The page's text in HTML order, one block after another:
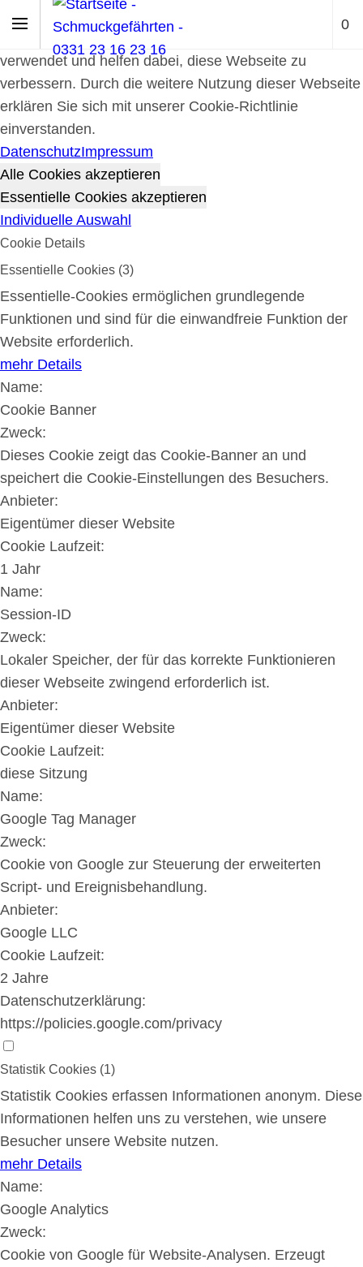
Cookie-Richtlinie
Cookies werden zur Benutzerführung und Webanalyse
verwendet und helfen dabei, diese Webseite zu
verbessern. Durch die weitere Nutzung dieser Webseite
erklären Sie sich mit unserer Cookie-Richtlinie
einverstanden.
DatenschutzImpressum
Alle Cookies akzeptieren
Essentielle Cookies akzeptieren
Individuelle Auswahl
Cookie Details
Essentielle Cookies (3)
Essentielle-Cookies ermöglichen grundlegende
Funktionen und sind für die einwandfreie Funktion der
Website erforderlich.
mehr Details
Name:
Cookie Banner
Zweck:
Dieses Cookie zeigt das Cookie-Banner an und
speichert die Cookie-Einstellungen des Besuchers.
Anbieter:
Eigentümer dieser Website
Cookie Laufzeit:
1 Jahr
Name:
Session-ID
Zweck:
Lokaler Speicher, der für das korrekte Funktionieren
dieser Webseite zwingend erforderlich ist.
Anbieter:
Eigentümer dieser Website
Cookie Laufzeit:
diese Sitzung
Name:
Google Tag Manager
Zweck:
Cookie von Google zur Steuerung der erweiterten
Script- und Ereignisbehandlung.
Anbieter:
Google LLC
Cookie Laufzeit:
2 Jahre
Datenschutzerklärung:
https://policies.google.com/privacy
Statistik Cookies (1)
Statistik Cookies erfassen Informationen anonym. Diese
Informationen helfen uns zu verstehen, wie unsere
Besucher unsere Website nutzen.
mehr Details
Name:
Google Analytics
Zweck:
Cookie von Google für Website-Analysen. Erzeugt
0